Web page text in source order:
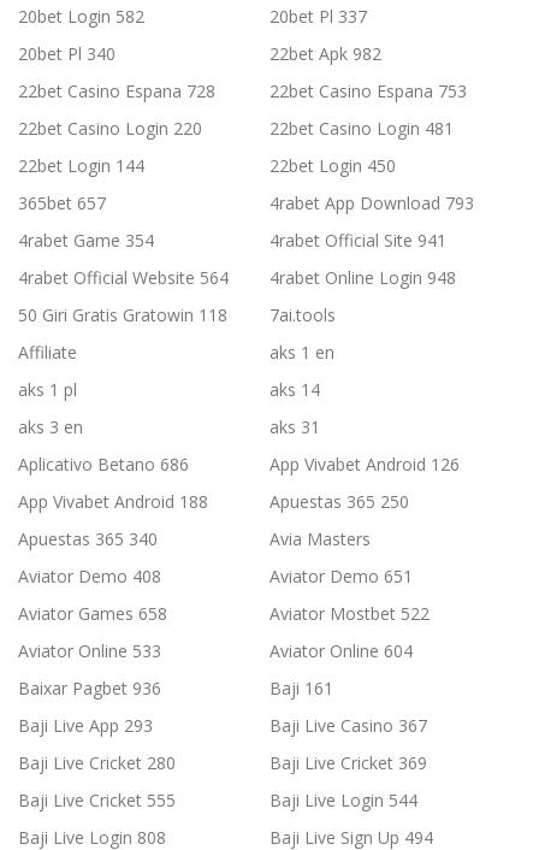
20bet Login 582
20bet Pl 337
20bet Pl 340
22bet Apk 982
22bet Casino Espana 728
22bet Casino Espana 753
22bet Casino Login 220
22bet Casino Login 481
22bet Login 144
22bet Login 450
365bet 657
4rabet App Download 793
4rabet Game 354
4rabet Official Site 941
4rabet Official Website 564
4rabet Online Login 948
50 Giri Gratis Gratowin 118
7ai.tools
Affiliate
aks 1 en
aks 1 pl
aks 14
aks 3 en
aks 31
Aplicativo Betano 686
App Vivabet Android 126
App Vivabet Android 188
Apuestas 365 250
Apuestas 365 340
Avia Masters
Aviator Demo 408
Aviator Demo 651
Aviator Games 658
Aviator Mostbet 522
Aviator Online 533
Aviator Online 604
Baixar Pagbet 936
Baji 161
Baji Live App 293
Baji Live Casino 367
Baji Live Cricket 280
Baji Live Cricket 369
Baji Live Cricket 555
Baji Live Login 544
Baji Live Login 808
Baji Live Sign Up 494